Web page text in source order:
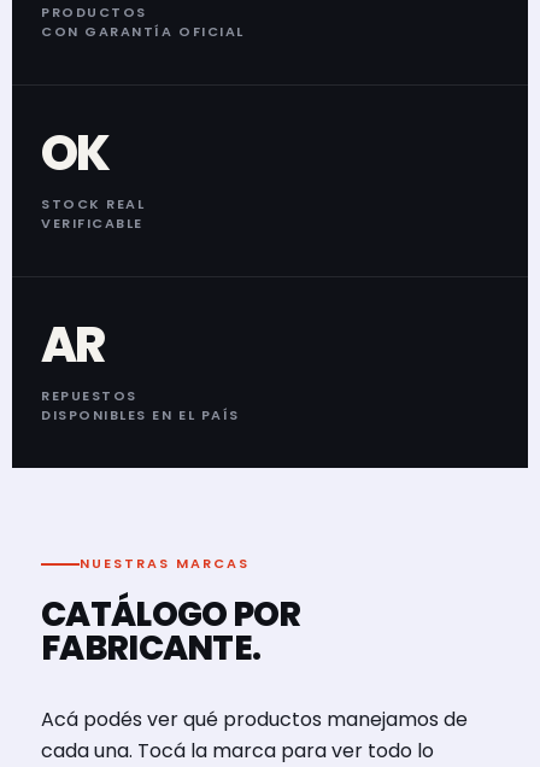
PRODUCTOS
CON GARANTÍA OFICIAL
OK
STOCK REAL
VERIFICABLE
AR
REPUESTOS
DISPONIBLES EN EL PAÍS
NUESTRAS MARCAS
CATÁLOGO POR
FABRICANTE.
Acá podés ver qué productos manejamos de
cada una. Tocá la marca para ver todo lo